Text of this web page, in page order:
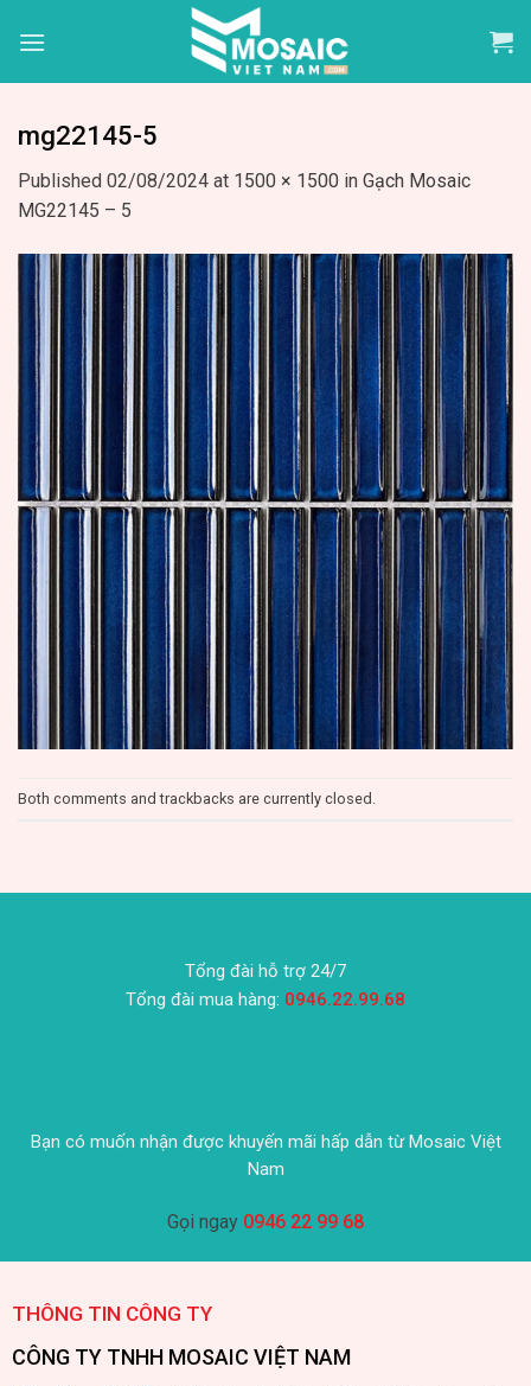
mg22145-5
Published 02/08/2024 at 1500 × 1500 in Gạch Mosaic
MG22145 – 5
Both comments and trackbacks are currently closed.
Tổng đài hỗ trợ 24/7
Tổng đài mua hàng: 0946.22.99.68
Bạn có muốn nhận được khuyến mãi hấp dẫn từ Mosaic Việt
Nam
Gọi ngay 0946 22 99 68
THÔNG TIN CÔNG TY
CÔNG TY TNHH MOSAIC VIỆT NAM